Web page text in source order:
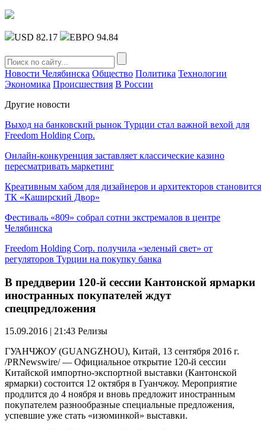
USD 82.17 ЕВРО 94.84
Новости Челябинска Общество Политика Технологии
Экономика Происшествия В России
Другие новости
Выход на банковский рынок Турции стал важной вехой для
Freedom Holding Corp.
Онлайн-конкуренция заставляет классические казино
пересматривать маркетинг
Креативным хабом для дизайнеров и архитекторов становится
ТК «Каширский Двор»
Фестиваль «809» собрал сотни экстремалов в центре
Челябинска
Freedom Holding Corp. получила «зеленый свет» от
регуляторов Турции на покупку банка
В преддверии 120-й сессии Кантонской ярмарки
иностранных покупателей ждут
спецпредложения
15.09.2016 | 21:43 Релизы
ГУАНЧЖОУ (GUANGZHOU), Китай, 13 сентября 2016 г.
/PRNewswire/ — Официальное открытие 120-й сессии
Китайской импортно-экспортной выставки (Кантонской
ярмарки) состоится 12 октября в Гуанчжоу. Мероприятие
продлится до 4 ноября и вновь предложит иностранным
покупателем разнообразные специальные предложения,
успевшие уже стать «изюминкой» выставки.